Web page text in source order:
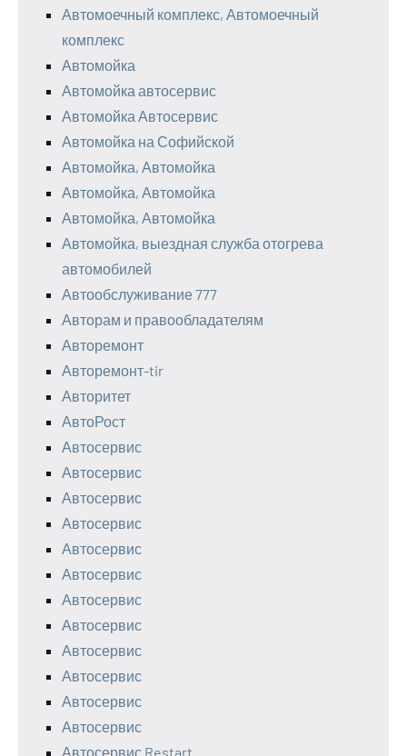
Автомоечный комплекс, Автомоечный
комплекс
Автомойка
Автомойка автосервис
Автомойка Автосервис
Автомойка на Софийской
Автомойка, Автомойка
Автомойка, Автомойка
Автомойка, Автомойка
Автомойка, выездная служба отогрева
автомобилей
Автообслуживание 777
Авторам и правообладателям
Авторемонт
Авторемонт-tir
Авторитет
АвтоРост
Автосервис
Автосервис
Автосервис
Автосервис
Автосервис
Автосервис
Автосервис
Автосервис
Автосервис
Автосервис
Автосервис
Автосервис
Автосервис Restart